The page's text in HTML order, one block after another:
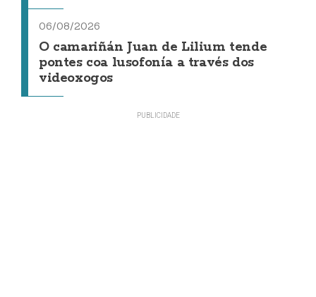
06/08/2026
O camariñán Juan de Lilium tende
pontes coa lusofonía a través dos
videoxogos